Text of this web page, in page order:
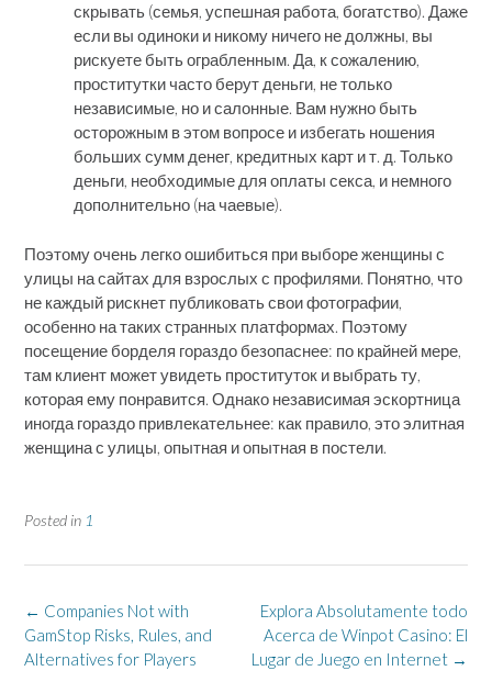
скрывать (семья, успешная работа, богатство). Даже
если вы одиноки и никому ничего не должны, вы
рискуете быть ограбленным. Да, к сожалению,
проститутки часто берут деньги, не только
независимые, но и салонные. Вам нужно быть
осторожным в этом вопросе и избегать ношения
больших сумм денег, кредитных карт и т. д. Только
деньги, необходимые для оплаты секса, и немного
дополнительно (на чаевые).
Поэтому очень легко ошибиться при выборе женщины с
улицы на сайтах для взрослых с профилями. Понятно, что
не каждый рискнет публиковать свои фотографии,
особенно на таких странных платформах. Поэтому
посещение борделя гораздо безопаснее: по крайней мере,
там клиент может увидеть проституток и выбрать ту,
которая ему понравится. Однако независимая эскортница
иногда гораздо привлекательнее: как правило, это элитная
женщина с улицы, опытная и опытная в постели.
Posted in 1
Post
navigation
Explora Absolutamente todo
Acerca de Winpot Casino: El
Lugar de Juego en Internet →
← Companies Not with
GamStop Risks, Rules, and
Alternatives for Players